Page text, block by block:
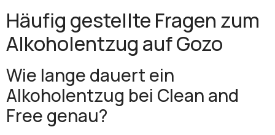
Häufig gestellte Fragen zum
Alkoholentzug auf Gozo
Wie lange dauert ein
Alkoholentzug bei Clean and
Free genau?